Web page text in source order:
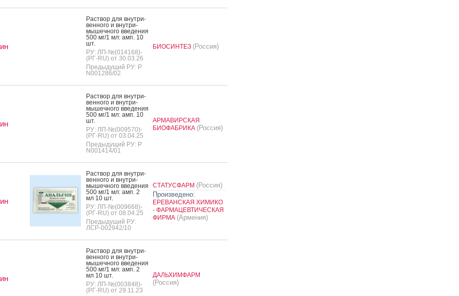
Рас­твор для внут­ри­
вен­но­го и внут­ри­
мышеч­но­го вве­дения
500 мг/1 мл: амп. 10
шт.
РУ: ЛП-№(014168)-
(РГ-RU) от 30.03.26
Предыдущий РУ: Р
N001286/02
БИОСИНТЕЗ (Россия)
Рас­твор для внут­ри­
вен­но­го и внут­ри­
мышеч­но­го вве­дения
500 мг/1 мл: амп. 10
шт.
РУ: ЛП-№(009570)-
(РГ-RU) от 03.04.25
Предыдущий РУ: Р
N001414/01
АРМАВИРСКАЯ
БИОФАБРИКА (Россия)
Рас­твор для внут­ри­
вен­но­го и внут­ри­
мышеч­но­го вве­дения
500 мг/1 мл: амп. 2
мл 10 шт.
РУ: ЛП-№(009668)-
(РГ-RU) от 08.04.25
Предыдущий РУ:
ЛСР-002942/10
СТАТУСФАРМ (Россия)
Произведено:
ЕРЕВАНСКАЯ ХИМИКО
- ФАРМАЦЕВТИЧЕСКАЯ
ФИРМА (Армения)
Рас­твор для внут­ри­
вен­но­го и внут­ри­
мышеч­но­го вве­дения
500 мг/1 мл: амп. 2
мл 10 шт.
РУ: ЛП-№(003848)-
(РГ-RU) от 29.11.23
ДАЛЬХИМФАРМ
(Россия)